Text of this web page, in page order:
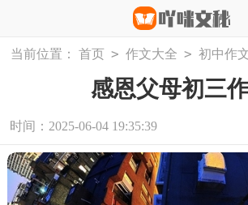
当前位置： 首页 > 作文大全 > 初中作
感恩父母初三
时间：2025-06-04 19:35:39